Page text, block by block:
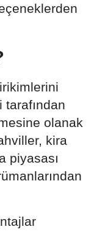
olanak
kira
piyasası